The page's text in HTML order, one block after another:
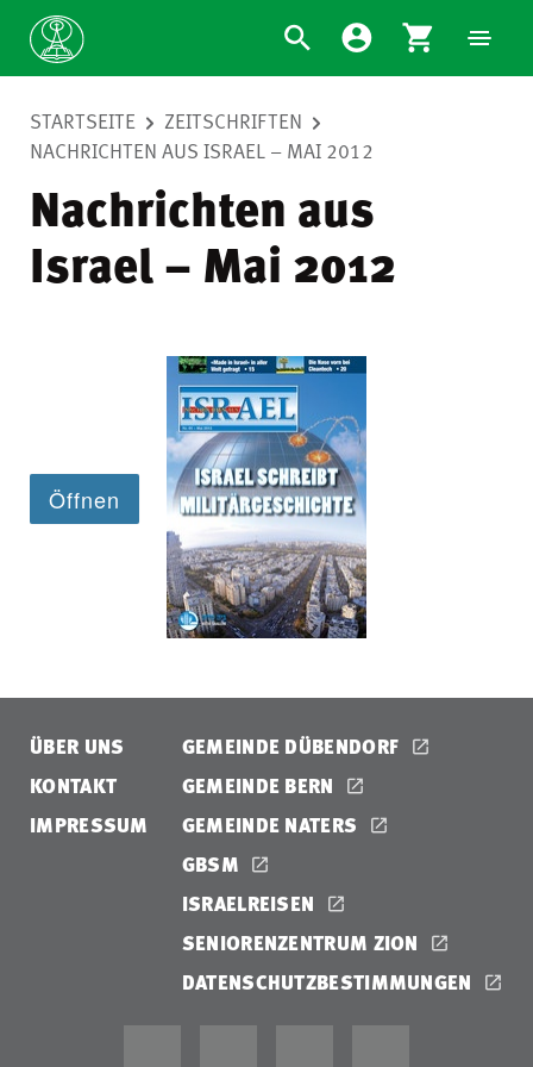
STARTSEITE
ZEITSCHRIFTEN
NACHRICHTEN AUS ISRAEL – MAI 2012
Nachrichten aus
Israel – Mai 2012
ÜBER UNS
KONTAKT
IMPRESSUM
GEMEINDE DÜBENDORF
GEMEINDE BERN
GEMEINDE NATERS
GBSM
ISRAELREISEN
SENIORENZENTRUM ZION
DATENSCHUTZBESTIMMUNGEN